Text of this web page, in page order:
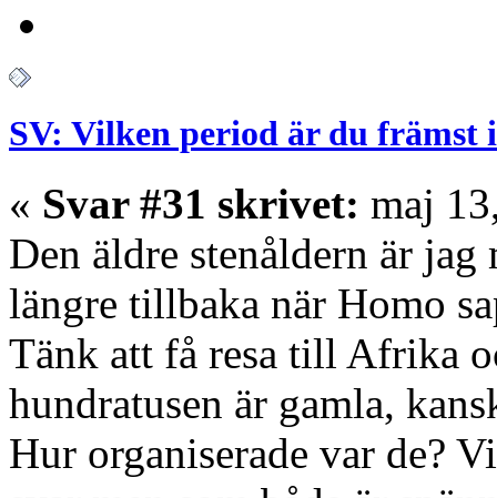
SV: Vilken period är du främst
« Svar #31 skrivet: maj
Den äldre stenåldern är
längre tillbaka när Homo
Tänk att få resa till Afrika
hundratusen är gamla,
Hur organiserade var de?